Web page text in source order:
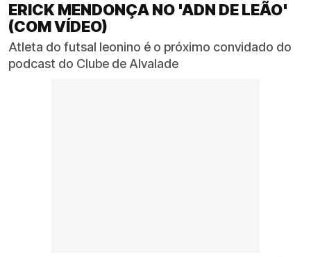
ERICK MENDONÇA NO 'ADN DE LEÃO'
(COM VÍDEO)
Atleta do futsal leonino é o próximo convidado do
podcast do Clube de Alvalade